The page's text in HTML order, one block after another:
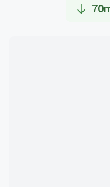
70